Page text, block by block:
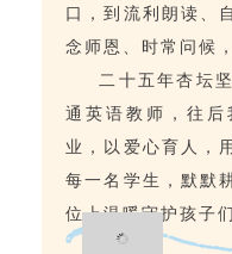
口，到流利朗读、
念师恩、时常问候
二十五年杏坛
通英语教师，往
业，以爱心育人，
每一名学生，默默
位上温暖守护孩子